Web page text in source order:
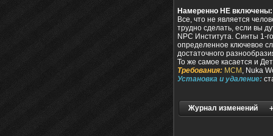
Намеренно НЕ включены:
Все, что не является
трудно сделать, если вы
NPC Института. Синты 1-
определенное ключевое
достаточного
То же самое касается и
Требования: МСМ , Nuka
Установка и удаление:
Журнал изменений